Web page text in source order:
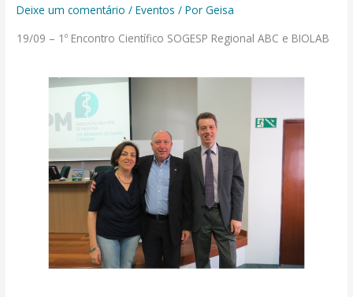
Deixe um comentário /Eventos / PorGeisa
19/09 – 1º Encontro Científico SOGESP Regional ABC e BIOLAB